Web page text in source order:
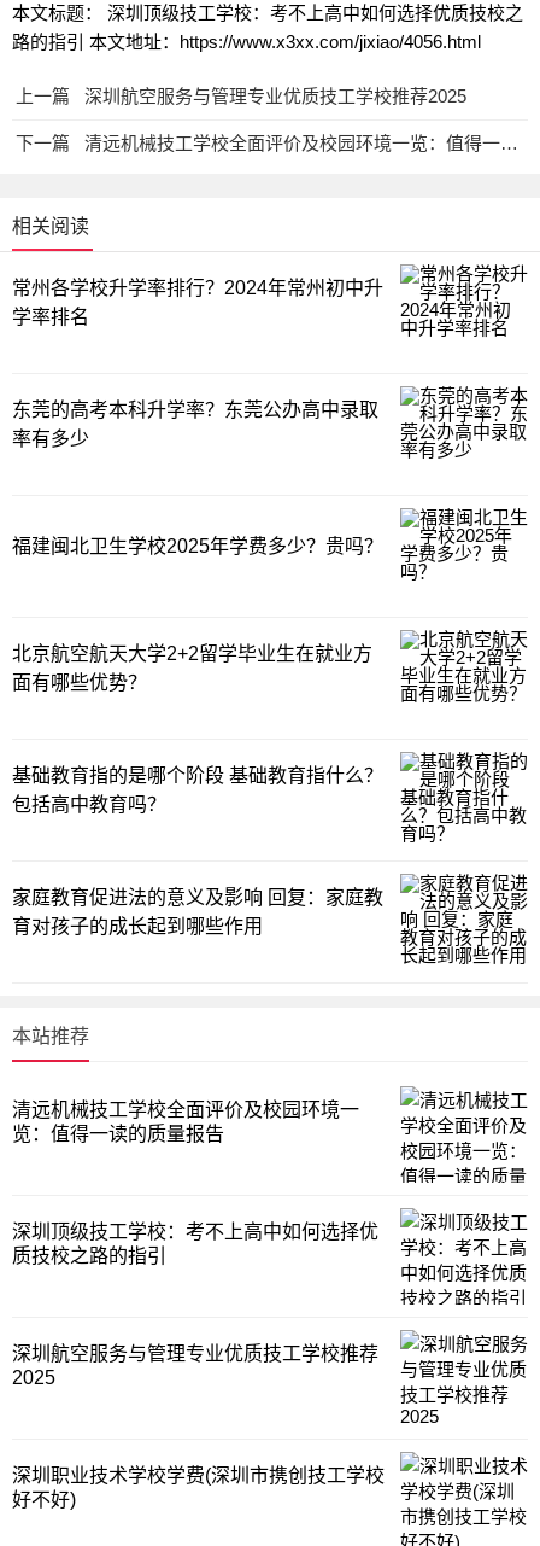
本文标题： 深圳顶级技工学校：考不上高中如何选择优质技校之
路的指引 本文地址：https://www.x3xx.com/jixiao/4056.html
上一篇 深圳航空服务与管理专业优质技工学校推荐2025
下一篇 清远机械技工学校全面评价及校园环境一览：值得一读的质量报告
相关阅读
常州各学校升学率排行？2024年常州初中升
学率排名
东莞的高考本科升学率？东莞公办高中录取
率有多少
福建闽北卫生学校2025年学费多少？贵吗？
北京航空航天大学2+2留学毕业生在就业方
面有哪些优势？
基础教育指的是哪个阶段 基础教育指什么？
包括高中教育吗？
家庭教育促进法的意义及影响 回复：家庭教
育对孩子的成长起到哪些作用
本站推荐
清远机械技工学校全面评价及校园环境一
览：值得一读的质量报告
深圳顶级技工学校：考不上高中如何选择优
质技校之路的指引
深圳航空服务与管理专业优质技工学校推荐
2025
深圳职业技术学校学费(深圳市携创技工学校
好不好)